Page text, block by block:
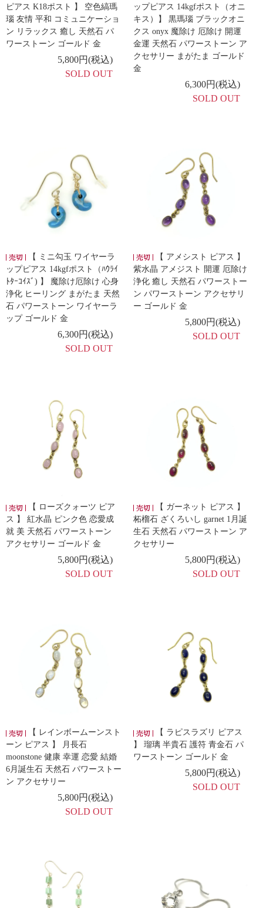
ピアス K18ポスト 】 空色縞瑪
瑙 友情 平和 コミュニケーショ
ン リラックス 癒し 天然石 パ
ワーストーン ゴールド 金
5,800円(税込)
SOLD OUT
ップピアス 14kgfポスト（オニ
キス）】 黒瑪瑙 ブラックオニ
クス onyx 魔除け 厄除け 開運
金運 天然石 パワーストーン ア
クセサリー まがたま ゴールド
金
6,300円(税込)
SOLD OUT
【 ミニ勾玉 ワイヤーラ
ップピアス 14kgfポスト（ﾊｳﾗｲ
ﾄﾀｰｺｲｽﾞ) 】 魔除け厄除け 心身
浄化 ヒーリング まがたま 天然
石 パワーストーン ワイヤーラ
ップ ゴールド 金
6,300円(税込)
SOLD OUT
【 アメシスト ピアス 】
紫水晶 アメジスト 開運 厄除け
浄化 癒し 天然石 パワーストー
ン パワーストーン アクセサリ
ー ゴールド 金
5,800円(税込)
SOLD OUT
【 ローズクォーツ ピア
ス 】 紅水晶 ピンク色 恋愛成
就 美 天然石 パワーストーン
アクセサリー ゴールド 金
5,800円(税込)
SOLD OUT
【 ガーネット ピアス 】
柘榴石 ざくろいし garnet 1月誕
生石 天然石 パワーストーン ア
クセサリー
5,800円(税込)
SOLD OUT
【 レインボームーンスト
ーン ピアス 】 月長石
moonstone 健康 幸運 恋愛 結婚
6月誕生石 天然石 パワーストー
ン アクセサリー
5,800円(税込)
SOLD OUT
【 ラピスラズリ ピアス
】 瑠璃 半貴石 護符 青金石 パ
ワーストーン ゴールド 金
5,800円(税込)
SOLD OUT